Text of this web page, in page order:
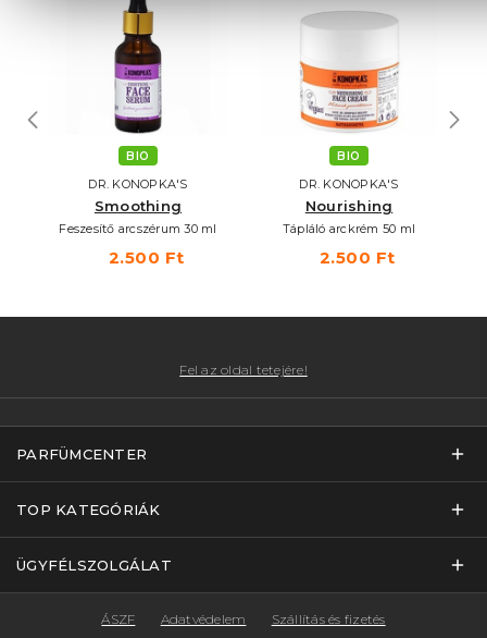
BIO
DR. KONOPKA'S
Smoothing
Feszesítő arcszérum 30 ml
2.500 Ft
BIO
DR. KONOPKA'S
Nourishing
Tápláló arckrém 50 ml
2.500 Ft
Fel az oldal tetejére!
PARFÜMCENTER
TOP KATEGÓRIÁK
ÜGYFÉLSZOLGÁLAT
ÁSZF Adatvédelem Szállítás és fizetés